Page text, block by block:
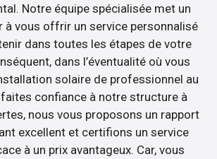
Notre équipe spécialisée met un
à vous offrir un service personnalisé
dans toutes les étapes de votre
dans l’éventualité où vous
solaire de professionnel au
confiance à notre structure à
nous vous proposons un rapport
excellent et certifions un service
à un prix avantageux. Car, vous